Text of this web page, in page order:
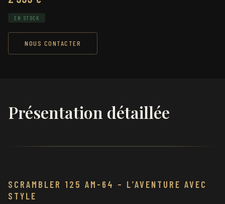
EN STOCK
NOUS CONTACTER
Présentation détaillée
SCRAMBLER 125 AM-64 – L’AVENTURE AVEC
STYLE